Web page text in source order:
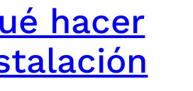
hacer